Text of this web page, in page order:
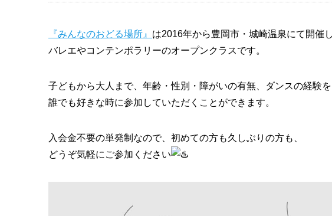
『みんなのおどる場所』 は2016年から豊岡市・城崎温泉にて開催
バレエやコンテンポラリーのオープンクラスです。
子どもから大人まで、年齢・性別・障がいの有無、ダンスの経験を
誰でも好きな時に参加していただくことができます。
入会金不要の単発制なので、初めての方も久しぶりの方も、
どうぞ気軽にご参加ください